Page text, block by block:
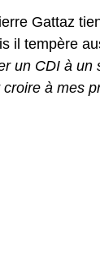
Gattaz
il tempère
un CDI à un
à mes